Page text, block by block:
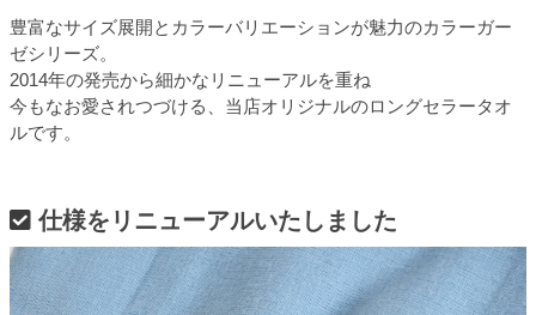
豊富なサイズ展開とカラーバリエーションが魅力のカラーガー
ゼシリーズ。
2014年の発売から細かなリニューアルを重ね
今もなお愛されつづける、当店オリジナルのロングセラータオ
ルです。
仕様をリニューアルいたしました